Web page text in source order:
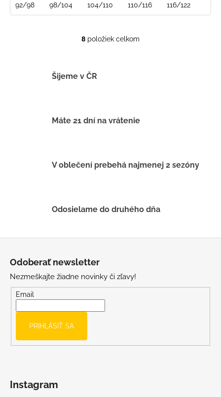
92/98 98/104 104/110 110/116 116/122
O
i
v
ý
s
8 položiek celkom
Šijeme v ČR
Máte 21 dní na vrátenie
V oblečení prebehá najmenej 2 sezóny
Odosielame do druhého dňa
Odoberať newsletter
Nezmeškajte žiadne novinky či zľavy!
Email
PRIHLÁSIŤ SA
Instagram